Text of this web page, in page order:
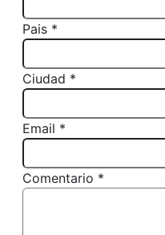
Pais *
Ciudad *
Email *
Comentario *